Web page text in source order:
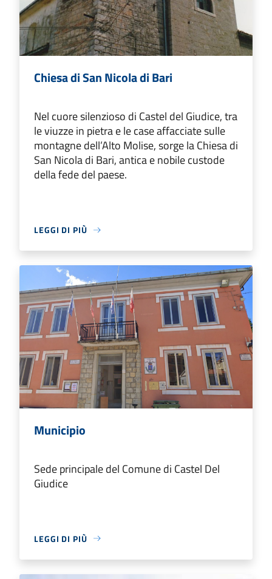
Chiesa di San Nicola di Bari
Nel cuore silenzioso di Castel del Giudice, tra
le viuzze in pietra e le case affacciate sulle
montagne dell’Alto Molise, sorge la Chiesa di
San Nicola di Bari, antica e nobile custode
della fede del paese.
LEGGI DI PIÙ
Municipio
Sede principale del Comune di Castel Del
Giudice
LEGGI DI PIÙ